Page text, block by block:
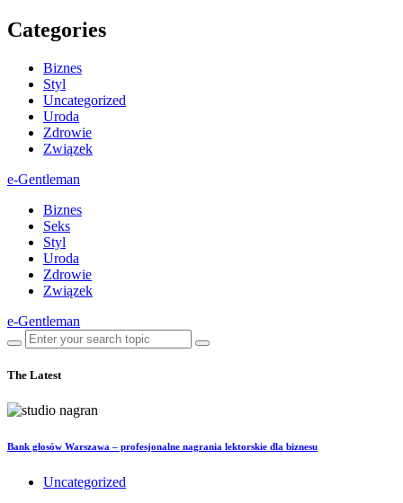
Categories
Biznes
Styl
Uncategorized
Uroda
Zdrowie
Związek
e-Gentleman
Biznes
Seks
Styl
Uroda
Zdrowie
Związek
e-Gentleman
The Latest
Bank głosów Warszawa – profesjonalne nagrania lektorskie dla biznesu
Uncategorized